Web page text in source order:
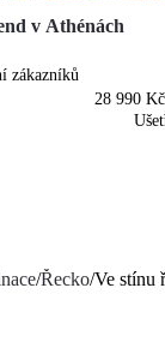
v Athénách
zákazníků
28 990 Kč
/Řecko/Ve stínu